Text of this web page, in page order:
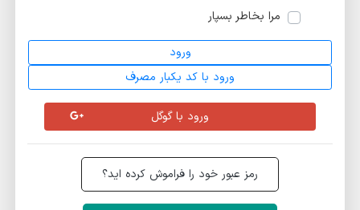
مرا بخاطر بسپار
ورود
ورود با کد یکبار مصرف
ورود با گوگل
رمز عبور خود را فراموش کرده اید؟